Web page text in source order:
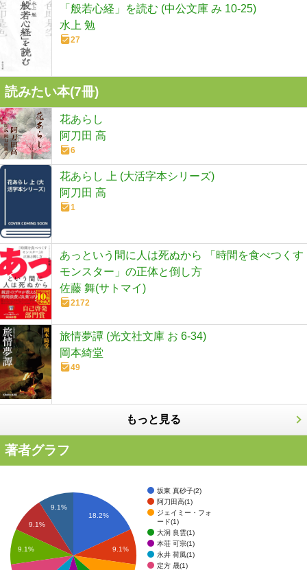
「般若心経」を読む (中公文庫 み 10-25)
水上 勉
27
読みたい本(7冊)
花あらし
阿刀田 高
6
花あらし 上 (大活字本シリーズ)
阿刀田 高
1
あっという間に人は死ぬから 「時間を食べつくす
モンスター」の正体と倒し方
佐藤 舞(サトマイ)
2172
旅情夢譚 (光文社文庫 お 6-34)
岡本綺堂
49
もっと見る
著者グラフ
坂東 真砂子(2)
阿刀田高(1)
ジェイミー・フォ
ード(1)
大洞 良雲(1)
本荘 可宗(1)
永井 荷風(1)
定方 晟(1)
18.2%
9.1%
9.1%
9.1%
9.1%